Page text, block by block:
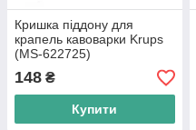
Кришка піддону для
крапель кавоварки Krups
(MS-622725)
148 ₴
Купити